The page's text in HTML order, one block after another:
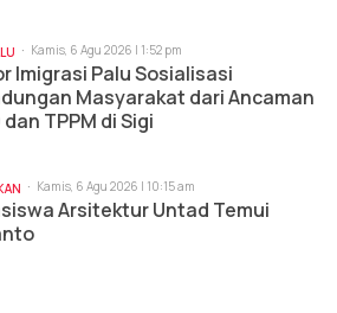
Kamis, 6 Agu 2026 | 1:52 pm
Imigrasi Palu Sosialisasi
Masyarakat dari Ancaman
dan TPPM di Sigi
Kamis, 6 Agu 2026 | 10:15 am
Arsitektur Untad Temui